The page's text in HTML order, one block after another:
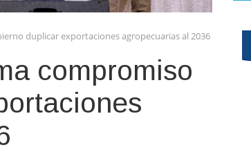
duplicar exportaciones agropecuarias al 2036
compromiso